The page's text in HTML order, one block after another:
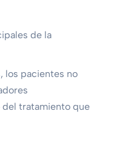
de la
los pacientes no
tratamiento que